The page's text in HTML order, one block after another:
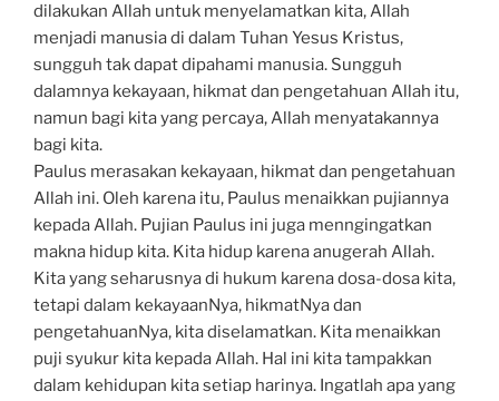
dilakukan Allah untuk menyelamatkan kita, Allah
menjadi manusia di dalam Tuhan Yesus Kristus,
sungguh tak dapat dipahami manusia. Sungguh
dalamnya kekayaan, hikmat dan pengetahuan Allah itu,
namun bagi kita yang percaya, Allah menyatakannya
bagi kita.
Paulus merasakan kekayaan, hikmat dan pengetahuan
Allah ini. Oleh karena itu, Paulus menaikkan pujiannya
kepada Allah. Pujian Paulus ini juga menngingatkan
makna hidup kita. Kita hidup karena anugerah Allah.
Kita yang seharusnya di hukum karena dosa-dosa kita,
tetapi dalam kekayaanNya, hikmatNya dan
pengetahuanNya, kita diselamatkan. Kita menaikkan
puji syukur kita kepada Allah. Hal ini kita tampakkan
dalam kehidupan kita setiap harinya. Ingatlah apa yang